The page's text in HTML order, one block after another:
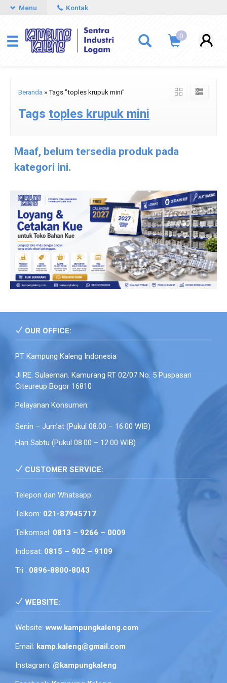
Menu Kontak
0
Beranda »Tags "toples krupuk mini"
Tags toples krupuk mini
Maaf, belum tersedia produk pada
kategori ini.
OUR OFFICE:
PT Kampung Kaleng Indonesia
Jl RE. Sulaeman. Kamurang RT 02/07 No. 5 Puspasari
Citeureup Bogor 16810
Pelayanan Konsumen:
Senin – Jum’at (Pukul 08.00 – 16.00 WIB)
Hari Sabtu (Pukul 08.00 – 12.00 WIB)
CUSTOMER SERVICE:
Telepon dan Whatsapp:
Telkom: 021-87945717
Telkomsel: 0813 – 9266 – 0009
Indosat: 0815 – 902 – 9109
Tri : 0896-8800-8043
WEBSITE:
Website: www.kampungkaleng.com
Email: kamp.kaleng@gmail.com
Instagram: @kampungkaleng